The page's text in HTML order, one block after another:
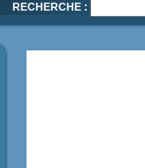
RECHERCHE :